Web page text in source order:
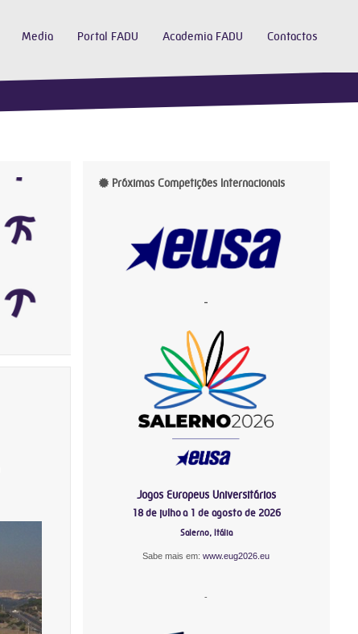
Media Portal FADU Academia FADU Contactos
Próximas Competições Internacionais
-
Jogos Europeus Universitários
18 de julho a 1 de agosto de 2026
Salerno, Itália
Sabe mais em:www.eug2026.eu
-